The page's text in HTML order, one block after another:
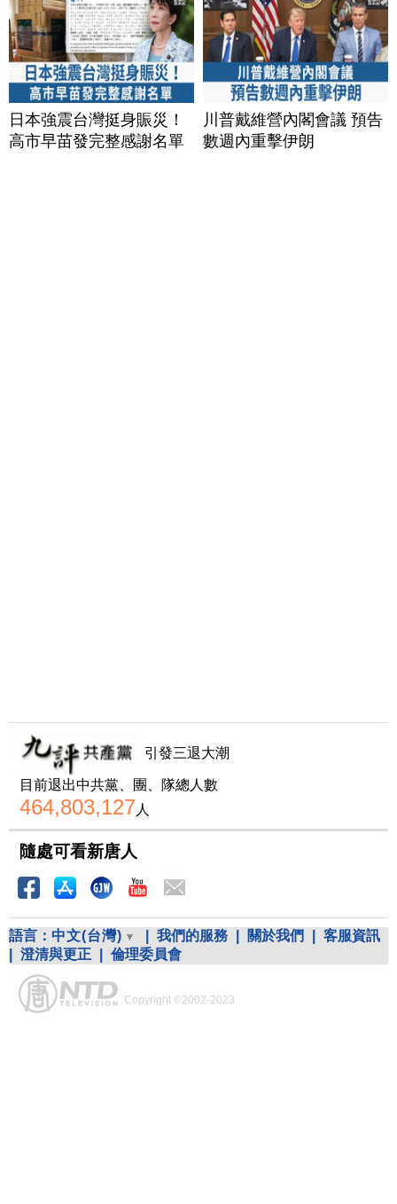
日本強震台灣挺身賑災！
高市早苗發完整感謝名單
川普戴維營內閣會議 預告
數週內重擊伊朗
引發三退大潮
目前退出中共黨、團、隊總人數
464,803,127人
隨處可看新唐人
語言： 中文(台灣) 我們的服務 關於我們
客服資訊
澄清與更正 倫理委員會
Copyright ©2002-2023